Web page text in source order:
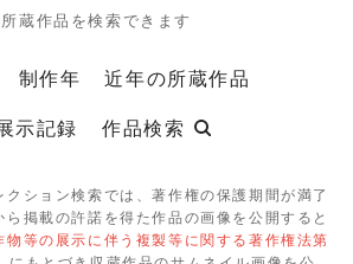
蔵作品を検索できます
制作年
近年の所蔵作品
示記録 作品検索
ション検索では、著作権の保護期間が満了
掲載の許諾を得た作品の画像を公開すると
物等の展示に伴う複製等に関する著作権法第